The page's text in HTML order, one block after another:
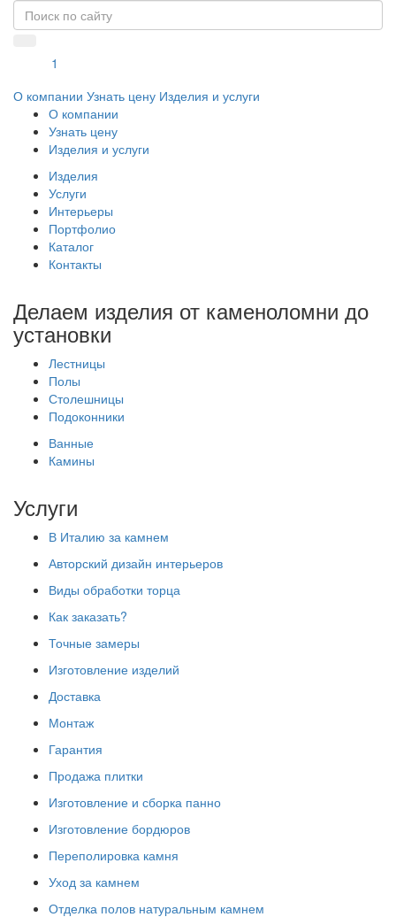
1
О компании Узнать цену Изделия и услуги
О компании
Узнать цену
Изделия и услуги
Изделия
Услуги
Интерьеры
Портфолио
Каталог
Контакты
Делаем изделия от каменоломни до
установки
Лестницы
Полы
Столешницы
Подоконники
Ванные
Камины
Услуги
В Италию за камнем
Авторский дизайн интерьеров
Виды обработки торца
Как заказать?
Точные замеры
Изготовление изделий
Доставка
Монтаж
Гарантия
Продажа плитки
Изготовление и сборка панно
Изготовление бордюров
Переполировка камня
Уход за камнем
Отделка полов натуральным камнем